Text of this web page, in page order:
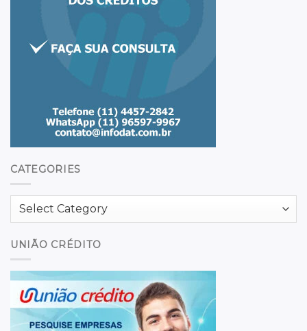
CATEGORIES
UNIÃO CRÉDITO